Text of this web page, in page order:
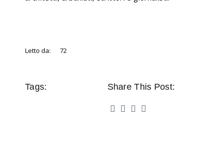
Letto da: 72
Tags: Share This Post: